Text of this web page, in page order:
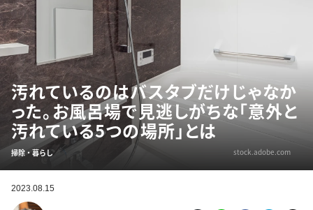
汚れているのはバスタブだけじゃなか
った。お風呂場で見逃しがちな「意外と
汚れている5つの場所」とは
掃除・暮らし stock.adobe.com
2023.08.15